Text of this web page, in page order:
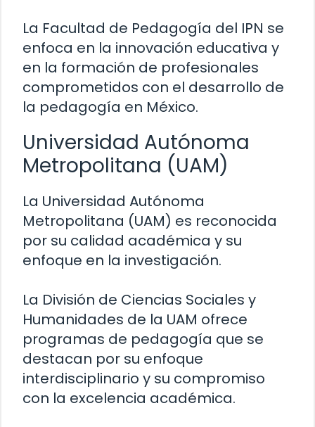
La Facultad de Pedagogía del IPN se
enfoca en la innovación educativa y
en la formación de profesionales
comprometidos con el desarrollo de
la pedagogía en México.
Universidad Autónoma
Metropolitana (UAM)
La Universidad Autónoma
Metropolitana (UAM) es reconocida
por su calidad académica y su
enfoque en la investigación.
La División de Ciencias Sociales y
Humanidades de la UAM ofrece
programas de pedagogía que se
destacan por su enfoque
interdisciplinario y su compromiso
con la excelencia académica.